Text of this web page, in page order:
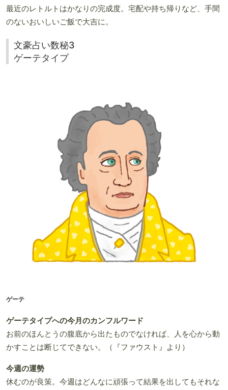
最近のレトルトはかなりの完成度。宅配や持ち帰りなど、手間
のないおいしいご飯で大吉に。
文豪占い数秘3
ゲーテタイプ
ゲーテ
ゲーテタイプへの今月のカンフルワード
お前のほんとうの腹底から出たものでなければ、人を心から動
かすことは断じてできない。（『ファウスト』より）
今週の運勢
休むのが良策。今週はどんなに頑張って結果を出してもそれな